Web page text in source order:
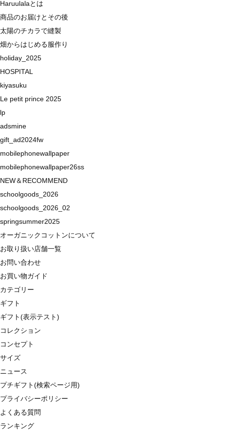
Haruulalaとは
商品のお届けとその後
太陽のチカラで縫製
畑からはじめる服作り
holiday_2025
HOSPITAL
kiyasuku
Le petit prince 2025
lp
adsmine
gift_ad2024fw
mobilephonewallpaper
mobilephonewallpaper26ss
NEW＆RECOMMEND
schoolgoods_2026
schoolgoods_2026_02
springsummer2025
オーガニックコットンについて
お取り扱い店舗一覧
お問い合わせ
お買い物ガイド
カテゴリー
ギフト
ギフト(表示テスト)
コレクション
コンセプト
サイズ
ニュース
プチギフト(検索ページ用)
プライバシーポリシー
よくある質問
ランキング